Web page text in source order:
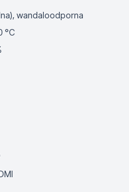
wandaloodporna
°C